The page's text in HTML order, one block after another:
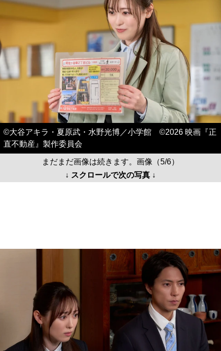
©大谷アキラ・夏原武・水野光博／小学館 ©2026 映画『正
直不動産』製作委員会
まだまだ画像は続きます。画像（5/6）
↓ スクロールで次の写真 ↓